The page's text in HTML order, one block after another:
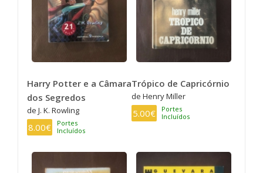
Harry Potter e a Câmara
dos Segredos
de J. K. Rowling
8.00€
Portes
Incluídos
Trópico de Capricórnio
de Henry Miller
5.00€
Portes
Incluídos